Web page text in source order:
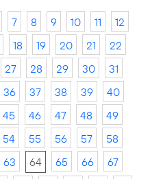
7 8 9 10 11
12
18 19 20 21
22
27 28 29 30
31
36 37 38 39
40
45 46 47 48
49
54 55 56 57
58
63 64 65 66
67